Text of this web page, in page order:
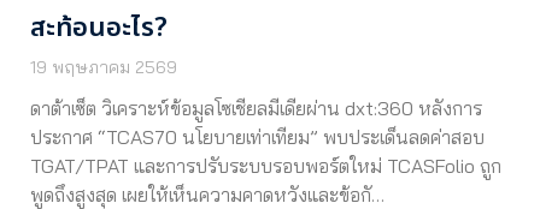
สะท้อนอะไร?
19 พฤษภาคม 2569
ดาต้าเซ็ต วิเคราะห์ข้อมูลโซเชียลมีเดียผ่าน dxt:360 หลังการ
ประกาศ “TCAS70 นโยบายเท่าเทียม” พบประเด็นลดค่าสอบ
TGAT/TPAT และการปรับระบบรอบพอร์ตใหม่ TCASFolio ถูก
พูดถึงสูงสุด เผยให้เห็นความคาดหวังและข้อกั…